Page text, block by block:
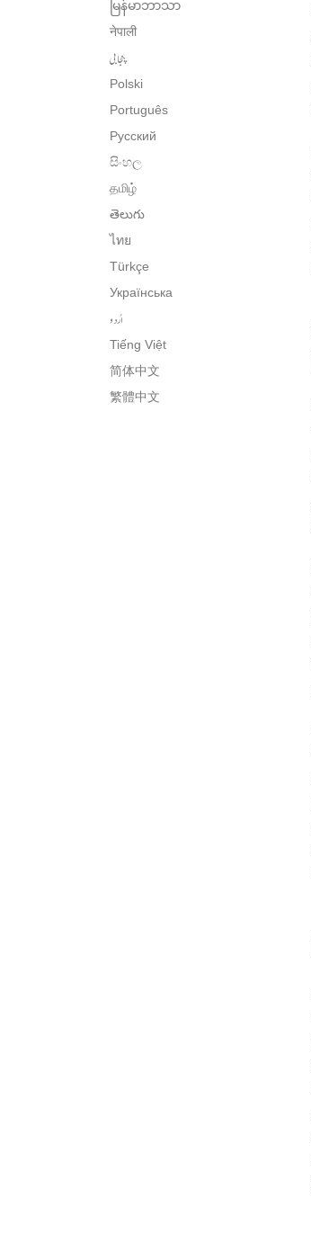
မြန်မာဘာသာ
नेपाली
پنجابی
Polski
Português
Русский
සිංහල
தமிழ்
తెలుగు
ไทย
Türkçe
Українська
اُردو
Tiếng Việt
简体中文
繁體中文